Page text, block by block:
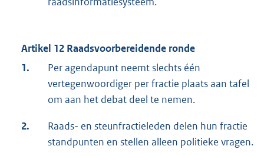
Artikel 12 Raadsvoorbereidende ronde
1.
Per agendapunt neemt slechts één
vertegenwoordiger per fractie plaats aan tafel
om aan het debat deel te nemen.
2.
Raads- en steunfractieleden delen hun fractie
standpunten en stellen alleen politieke vragen.